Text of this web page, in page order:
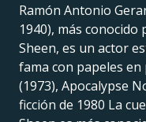
Ramón Antonio
1940), más
Sheen, es un actor
fama con papeles en
(1973), Apocalypse
ficción de 1980 La